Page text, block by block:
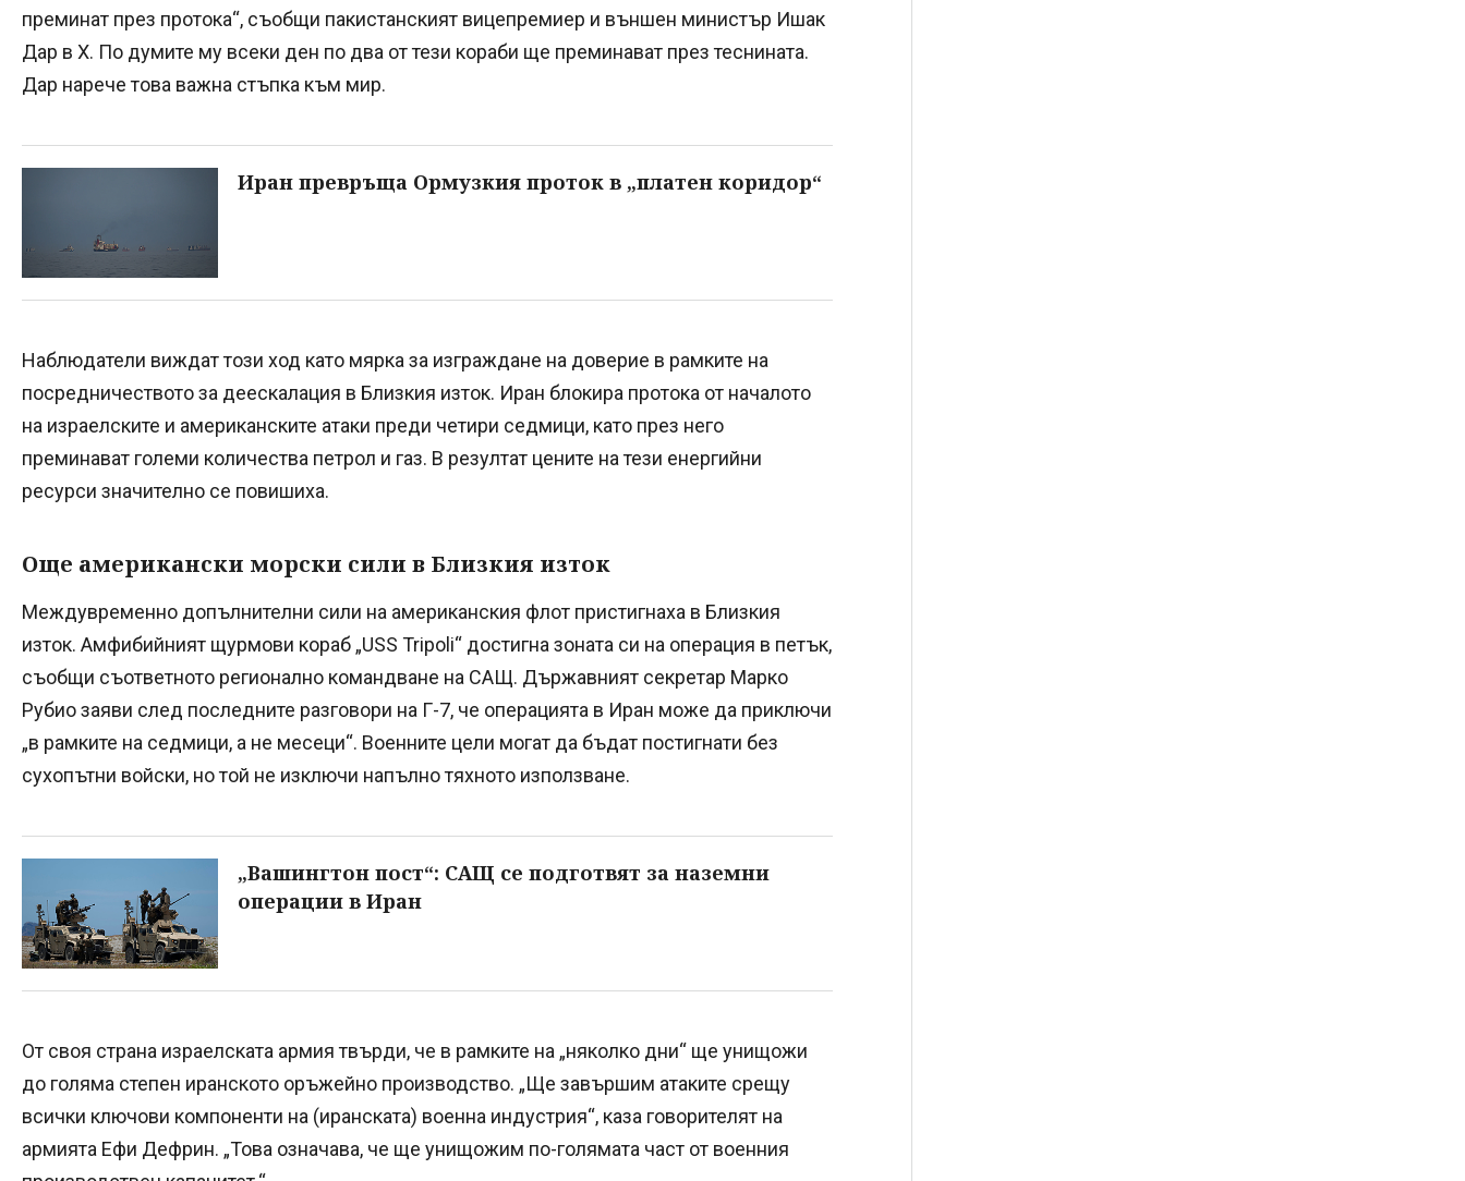
преминат през протока“, съобщи пакистанският вицепремиер и външен министър Ишак
Дар в X. По думите му всеки ден по два от тези кораби ще преминават през теснината.
Дар нарече това важна стъпка към мир.
Иран превръща Ормузкия проток в „платен коридор“
Наблюдатели виждат този ход като мярка за изграждане на доверие в рамките на
посредничеството за деескалация в Близкия изток. Иран блокира протока от началото
на израелските и американските атаки преди четири седмици, като през него
преминават големи количества петрол и газ. В резултат цените на тези енергийни
ресурси значително се повишиха.
Още американски морски сили в Близкия изток
Междувременно допълнителни сили на американския флот пристигнаха в Близкия
изток. Амфибийният щурмови кораб „USS Tripoli“ достигна зоната си на операция в петък,
съобщи съответното регионално командване на САЩ. Държавният секретар Марко
Рубио заяви след последните разговори на Г-7, че операцията в Иран може да приключи
„в рамките на седмици, а не месеци“. Военните цели могат да бъдат постигнати без
сухопътни войски, но той не изключи напълно тяхното използване.
„Вашингтон пост“: САЩ се подготвят за наземни
операции в Иран
От своя страна израелската армия твърди, че в рамките на „няколко дни“ ще унищожи
до голяма степен иранското оръжейно производство. „Ще завършим атаките срещу
всички ключови компоненти на (иранската) военна индустрия“, каза говорителят на
армията Ефи Дефрин. „Това означава, че ще унищожим по-голямата част от военния